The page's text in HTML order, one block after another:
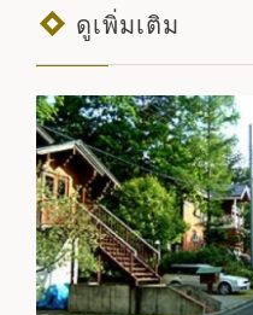
ดูเพิ่มเติม